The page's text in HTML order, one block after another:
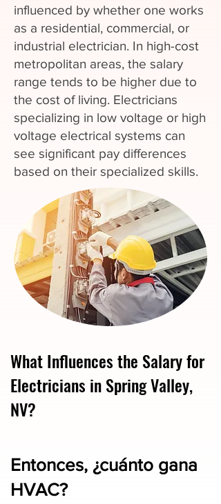
influenced by whether one works
as a residential, commercial, or
industrial electrician. In high-cost
metropolitan areas, the salary
range tends to be higher due to
the cost of living. Electricians
specializing in low voltage or high
voltage electrical systems can
see significant pay differences
based on their specialized skills.
What Influences the Salary for
Electricians in Spring Valley,
NV?
Entonces, ¿cuánto gana
HVAC?